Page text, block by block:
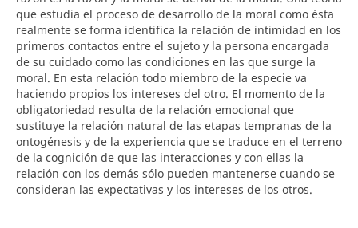
que estudia el proceso de desarrollo de la moral como ésta
realmente se forma identifica la relación de intimidad en los
primeros contactos entre el sujeto y la persona encargada
de su cuidado como las condiciones en las que surge la
moral. En esta relación todo miembro de la especie va
haciendo propios los intereses del otro. El momento de la
obligatoriedad resulta de la relación emocional que
sustituye la relación natural de las etapas tempranas de la
ontogénesis y de la experiencia que se traduce en el terreno
de la cognición de que las interacciones y con ellas la
relación con los demás sólo pueden mantenerse cuando se
consideran las expectativas y los intereses de los otros.